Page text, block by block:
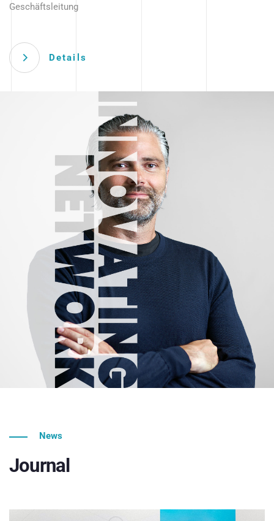
Geschäftsleitung
Details
News
Journal